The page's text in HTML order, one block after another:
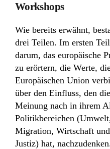
Workshops
Wie bereits erwähnt,
drei Teilen. Im ersten
darum, das europäische
zu erörtern, die Werte,
Europäischen Union
über den Einfluss, den
Meinung nach in ihrem
Politikbereichen
Migration, Wirtschaft
Justiz) hat,